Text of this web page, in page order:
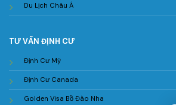
Du Lịch Châu Á
TƯ VẤN ĐỊNH CƯ
Định Cư Mỹ
Định Cư Canada
Golden Visa Bồ Đào Nha